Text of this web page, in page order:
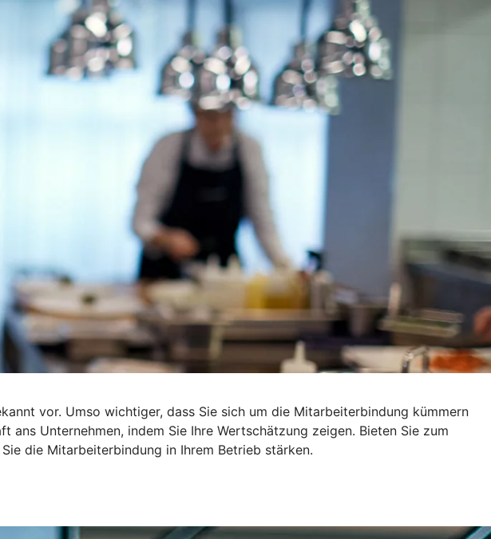
vor. Umso wichtiger, dass Sie sich um die Mitarbeiterbindung kümmern
Unternehmen, indem Sie Ihre Wertschätzung zeigen. Bieten Sie zum
die Mitarbeiterbindung in Ihrem Betrieb stärken.